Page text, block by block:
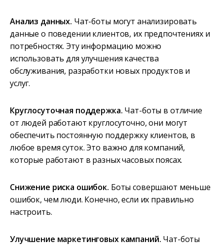
Анализ данных. Чат-боты могут анализировать
данные о поведении клиентов, их предпочтениях и
потребностях. Эту информацию можно
использовать для улучшения качества
обслуживания, разработки новых продуктов и
услуг.
Круглосуточная поддержка. Чат-боты в отличие
от людей работают круглосуточно, они могут
обеспечить постоянную поддержку клиентов, в
любое время суток. Это важно для компаний,
которые работают в разных часовых поясах.
Снижение риска ошибок. Боты совершают меньше
ошибок, чем люди. Конечно, если их правильно
настроить.
Улучшение маркетинговых кампаний. Чат-боты